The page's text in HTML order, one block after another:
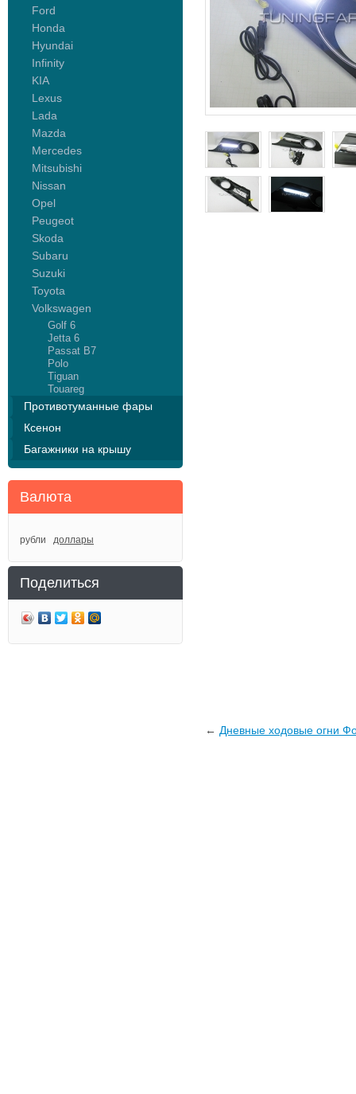
Ford
Honda
Hyundai
Infinity
KIA
Lexus
Lada
Mazda
Mercedes
Mitsubishi
Nissan
Opel
Peugeot
Skoda
Subaru
Suzuki
Toyota
Volkswagen
Golf 6
Jetta 6
Passat B7
Polo
Tiguan
Touareg
Противотуманные фары
Ксенон
Багажники на крышу
Валюта
рубли доллары
Поделиться
← Дневные ходовые огни